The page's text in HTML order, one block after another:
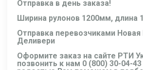
Отправка в день заказа!
Ширина рулонов 1200мм, длина
Отправка перевозчиками
Деливери
Оформите заказ на сайте РТИ
позвонить к нам 0 (800) 30-04-43